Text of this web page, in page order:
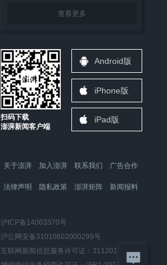
查看更多
扫码下载
澎湃新闻客户端
Android版
iPhone版
iPad版
关于澎湃 加入澎湃 联系我们 广告合作
法律声明 隐私政策 澎湃矩阵 新闻报料
沪ICP备14003370号
沪公网安备31010602000299号
互联网新闻信息服务许可证：31120170006